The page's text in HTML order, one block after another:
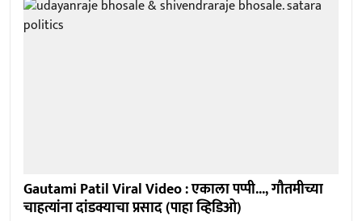
Gautami Patil Viral Video : एकाला पप्पी..., गौतमीच्या
चाहत्यांना दांडक्याचा प्रसाद (पाहा व्हिडिओ)